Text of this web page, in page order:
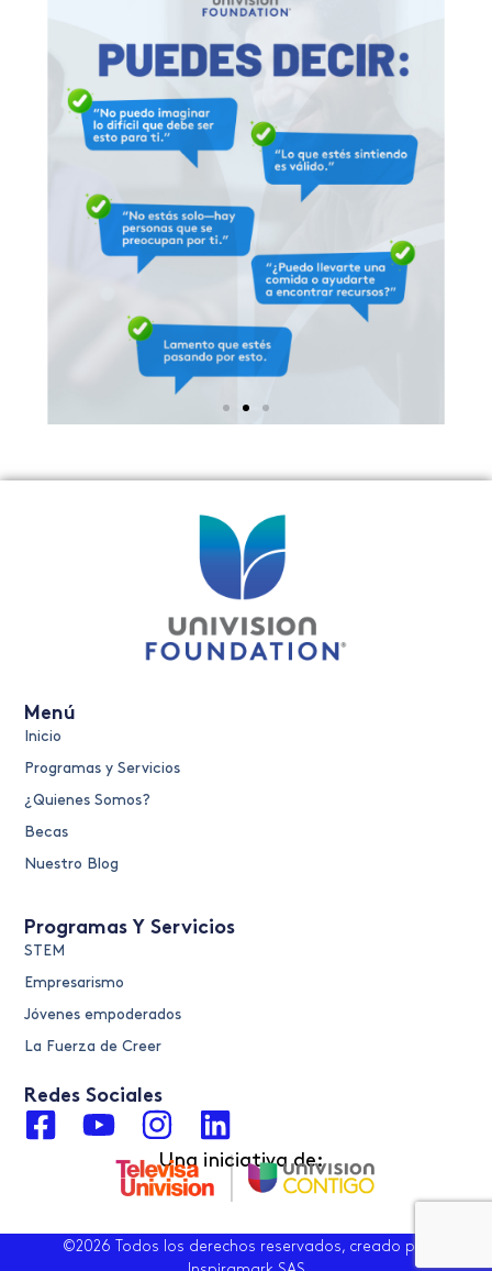
Programas Y Servicios
STEM
Empresarismo
Jóvenes empoderados
La Fuerza de Creer
Menú
Inicio
Programas y Servicios
¿Quienes Somos?
Becas
Nuestro Blog
Redes Sociales
F
Y
o
u
I
n
s
a
L
i
n
e
Una iniciativa de:
©2026 Todos los derechos reservados, creado por